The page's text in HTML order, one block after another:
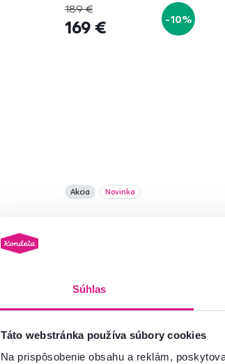
Súhlas
Táto webstránka používa súbory cookies
Na prispôsobenie obsahu a reklám,
6
189 €
169 € -10%
Akcia Novinka
4,9 4
Jedálenský set 1+4,